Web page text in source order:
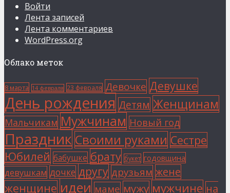
Войти
Лента записей
Лента комментариев
WordPress.org
Облако меток
8 марта 14 февраля 23 февраля Девочке Девушке
День рождения Детям Женщинам
Мальчикам Мужчинам Новый год
Праздник Своими руками Сестре
Юбилей бабушке брату букет годовщина
девушкам дочке другу друзьям жене
женщине идеи маме мужу мужчине на